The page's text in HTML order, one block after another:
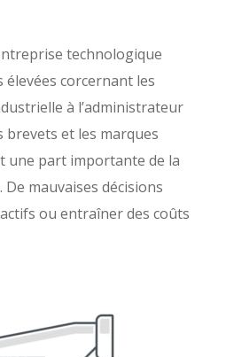
technologique
élevées corcernant les
à l’administrateur
brevets et les marques
une part importante de la
mauvaises décisions
ou entraîner des coûts